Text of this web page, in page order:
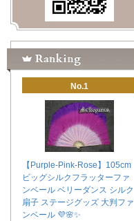
No.1
【Purple-Pink-Rose】105cm
ビッグシルクフラッターファ
ンベール ベリーダンス シルク
扇子 ステージグッズ 大判ファ
ンベール 💜🌸✨